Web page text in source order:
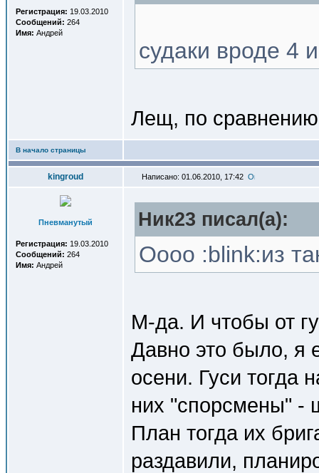
Регистрация: 19.03.2010
Сообщений: 264
Имя: Андрей
судаки вроде 4
Лещ, по
В начало страницы
kingroud Написано: 01.06.2010, 17:42
Пневманутый
Регистрация: 19.03.2010
Сообщений: 264
Имя: Андрей
Ник23 писал(a):
Оооо :blink:из
М-да. И чтобы от
Давно это было, я
осени. Гуси тогда
них "спорсмены" -
План тогда их
раздавили,